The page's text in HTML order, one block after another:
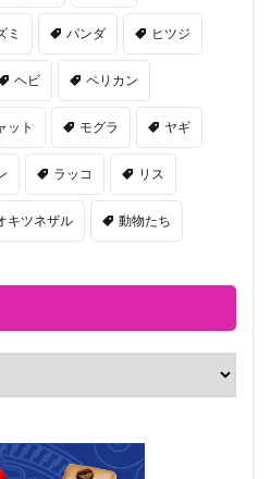
ミ パンダ ヒツジ
ヘビ ペリカン
ット モグラ ヤギ
ラッコ リス
キツネザル 動物たち